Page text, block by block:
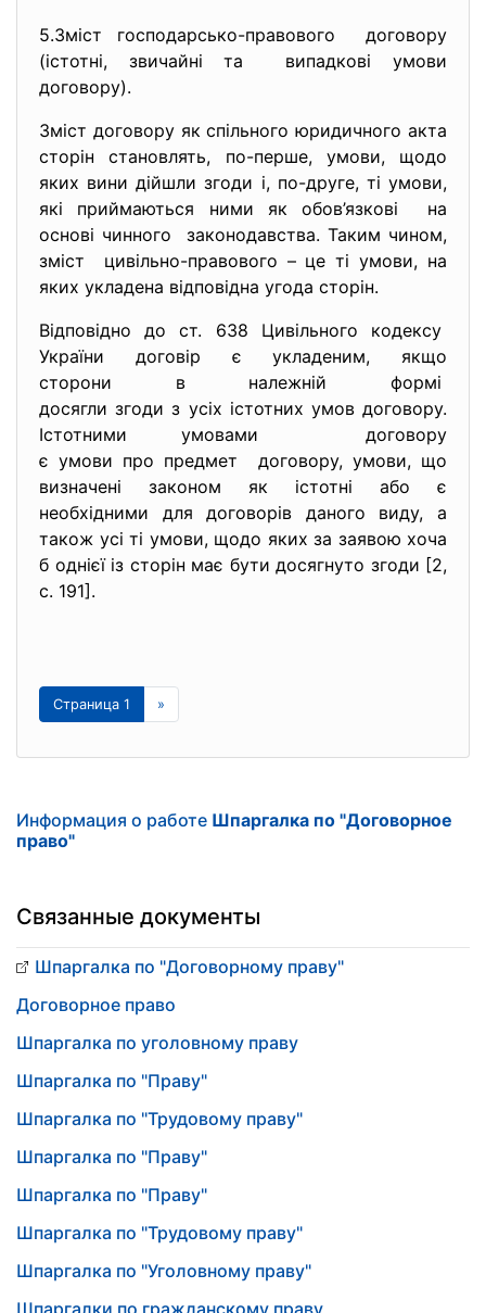
5.Зміст господарсько-правового договору
(істотні, звичайні та випадкові умови
договору).
Зміст договору як спільного юридичного акта
сторін становлять, по-перше, умови, щодо
яких вини дійшли згоди і, по-друге, ті умови,
які приймаються ними як обов’язкові на
основі чинного законодавства. Таким чином,
зміст цивільно-правового – це ті умови, на
яких укладена відповідна угода сторін.
Відповідно до ст. 638 Цивільного кодексу
України договір є укладеним, якщо
сторони в належній формі
досягли згоди з усіх істотних умов договору.
Істотними умовами договору
є умови про предмет договору, умови, що
визначені законом як істотні або є
необхідними для договорів даного виду, а
також усі ті умови, щодо яких за заявою хоча
б однієї із сторін має бути досягнуто згоди [2,
с. 191].
Страница 1 »
Информация о работе Шпаргалка по "Договорное
право"
Связанные документы
Шпаргалка по "Договорному праву"
Договорное право
Шпаргалка по уголовному праву
Шпаргалка по "Праву"
Шпаргалка по "Трудовому праву"
Шпаргалка по "Праву"
Шпаргалка по "Праву"
Шпаргалка по "Трудовому праву"
Шпаргалка по "Уголовному праву"
Шпаргалки по гражданскому праву